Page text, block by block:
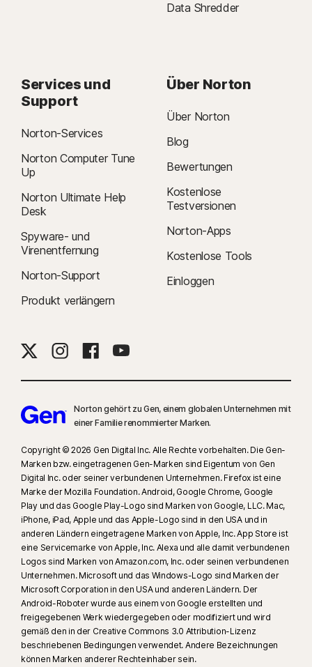
Data Shredder
Services und
Support
Norton-Services
Norton Computer Tune
Up
Norton Ultimate Help
Desk
Spyware- und
Virenentfernung
Norton-Support
Produkt verlängern
Über Norton
Über Norton
Blog
Bewertungen
Kostenlose
Testversionen
Norton-Apps
Kostenlose Tools
Einloggen
Norton gehört zu Gen, einem globalen Unternehmen mit
einer Familie renommierter Marken.
Copyright © 2026 Gen Digital Inc. Alle Rechte vorbehalten. Die Gen-
Marken bzw. eingetragenen Gen-Marken sind Eigentum von Gen
Digital Inc. oder seiner verbundenen Unternehmen. Firefox ist eine
Marke der Mozilla Foundation. Android, Google Chrome, Google
Play und das Google Play-Logo sind Marken von Google, LLC. Mac,
iPhone, iPad, Apple und das Apple-Logo sind in den USA und in
anderen Ländern eingetragene Marken von Apple, Inc. App Store ist
eine Servicemarke von Apple, Inc. Alexa und alle damit verbundenen
Logos sind Marken von Amazon.com, Inc. oder seinen verbundenen
Unternehmen. Microsoft und das Windows-Logo sind Marken der
Microsoft Corporation in den USA und anderen Ländern. Der
Android-Roboter wurde aus einem von Google erstellten und
freigegebenen Werk wiedergegeben oder modifiziert und wird
gemäß den in der Creative Commons 3.0 Attribution-Lizenz
beschriebenen Bedingungen verwendet. Andere Bezeichnungen
können Marken anderer Rechteinhaber sein.